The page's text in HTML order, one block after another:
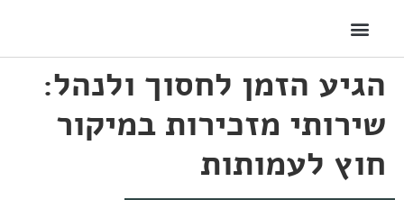
הגיע הזמן לחסוך ולנהל:
שירותי מזכירות במיקור
חוץ לעמותות